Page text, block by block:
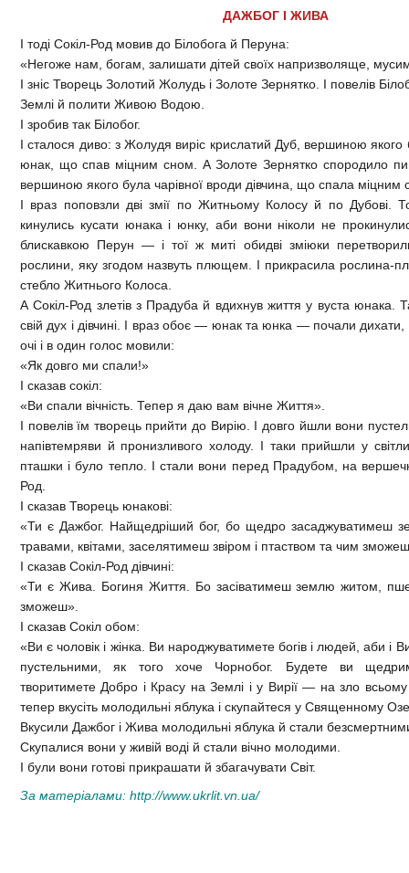
ДАЖБОГ І ЖИВА
І тоді Сокіл-Род мовив до Білобога й Перуна:
«Негоже нам, богам, залишати дітей своїх напризволяще,
І зніc Творець Золотий Жолудь і Золоте Зернятко. І повелів
Землі й полити Живою Водою.
І зробив так Білобог.
І сталося диво: з Жолудя виріс крислатий Дуб, вершиною якого
юнак, що спав міцним сном. А Золоте Зернятко спородило
вершиною якого була чарівної вроди дівчина, що спала міцним
І враз поповзли дві змії по Житньому Колосу й по Дубові.
кинулись кусати юнака і юнку, аби вони ніколи не
блискавкою Перун — і тої ж миті обидві зміюки
рослини, яку згодом назвуть плющем. І прикрасила рослина-
стебло Житнього Колоса.
А Сокіл-Род злетів з Прадуба й вдихнув життя у вуста юнака.
свій дух і дівчині. І враз обоє — юнак та юнка — почали
очі і в один голос мовили:
«Як довго ми спали!»
І сказав сокіл:
«Ви спали вічність. Тепер я даю вам вічне Життя».
І повелів їм творець прийти до Вирію. І довго йшли вони
напівтемряви й пронизливого холоду. І таки прийшли у
пташки і було тепло. І стали вони перед Прадубом, на
Род.
І сказав Творець юнакові:
«Ти є Дажбог. Найщедріший бог, бо щедро засаджуватимеш
травами, квітами, заселятимеш звіром і птаством та чим
І сказав Сокіл-Род дівчині:
«Ти є Жива. Богиня Життя. Бо засіватимеш землю житом,
зможеш».
І сказав Сокіл обом:
«Ви є чоловік і жінка. Ви народжуватимете богів і людей, аби і
пустельними, як того хоче Чорнобог. Будете ви
творитимете Добро і Красу на Землі і у Вирії — на зло
тепер вкусіть молодильні яблука і скупайтеся у Священному
Вкусили Дажбог і Жива молодильні яблука й стали
Скупалися вони у живій воді й стали вічно молодими.
І були вони готові прикрашати й збагачувати Світ.
За матеріалами: http://www.ukrlit.vn.ua/